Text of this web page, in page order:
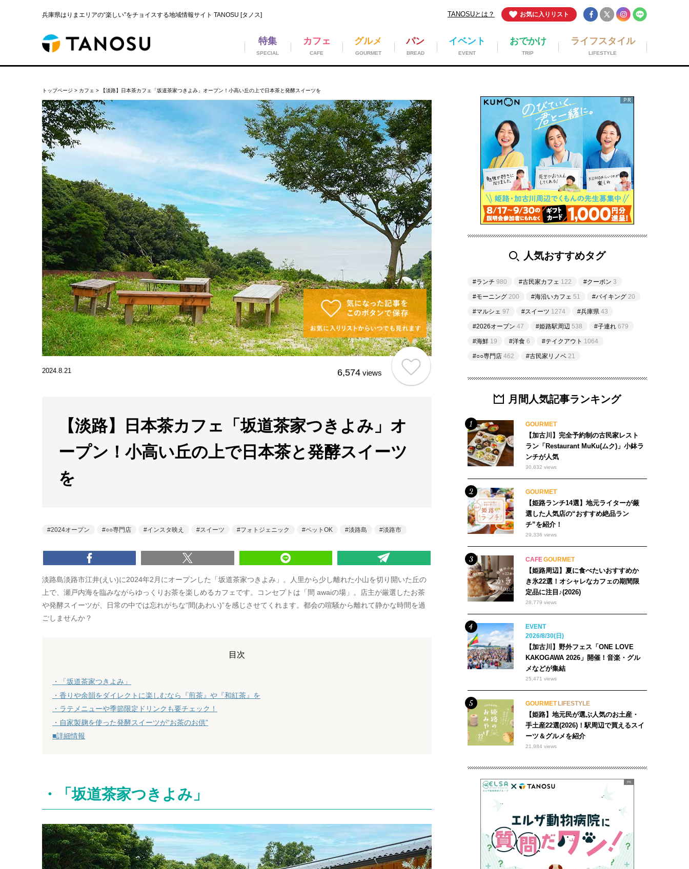
兵庫県はりまエリアの“楽しい”をチョイスする地域情報サイト TANOSU [タノス] お気に入りリスト
TANOSUとは？
ライフスタイル
LIFESTYLE
おでかけ
TRIP
イベント
EVENT
パン
BREAD
グルメ
GOURMET
カフェ
CAFE
特集
SPECIAL
トップページ > カフェ > 【淡路】日本茶カフェ「坂道茶家つきよみ」オープン！小高い丘の上で日本茶と発酵スイーツを
2024.8.21 6,574views
【淡路】日本茶カフェ「坂道茶家つきよみ」オ
ープン！小高い丘の上で日本茶と発酵スイーツ
を
2024オープン ○○専門店 インスタ映え スイーツ フォトジェニック ペットOK 淡路島 淡路市
淡路島淡路市江井(えい)に2024年2月にオープンした「坂道茶家つきよみ」。人里から少し離れた小山を切り開いた丘の
上で、瀬戸内海を臨みながらゆっくりお茶を楽しめるカフェです。コンセプトは「間 awaiの場」。店主が厳選したお茶
や発酵スイーツが、日常の中では忘れがちな“間(あわい)”を感じさせてくれます。都会の喧騒から離れて静かな時間を過
ごしませんか？
目次
・「坂道茶家つきよみ」
・香りや余韻をダイレクトに楽しむなら『煎茶』や『和紅茶』を
・ラテメニューや季節限定ドリンクも要チェック！
・自家製麹を使った発酵スイーツが“お茶のお供”
■詳細情報
・「坂道茶家つきよみ」
人気おすすめタグ
#ランチ 980 #古民家カフェ 122 #クーポン 3
#モーニング 200 #海沿いカフェ 51 #バイキング 20
#マルシェ 97 #スイーツ 1274 #兵庫県 43
#2026オープン 47 #姫路駅周辺 538 #子連れ 679
#海鮮 19 #洋食 6 #テイクアウト 1064
#○○専門店 462 #古民家リノベ 21
月間人気記事ランキング
GOURMET
【加古川】完全予約制の古民家レスト
ラン「Restaurant MuKu(ムク)」小鉢ラ
ンチが人気
30,632 views
GOURMET
【姫路ランチ14選】地元ライターが厳
選した人気店の“おすすめ絶品ラン
チ”を紹介！
29,336 views
CAFEGOURMET
【姫路周辺】夏に食べたいおすすめか
き氷22選！オシャレなカフェの期間限
定品に注目♪(2026)
28,779 views
EVENT
2026/8/30(日)
【加古川】野外フェス「ONE LOVE
KAKOGAWA 2026」開催！音楽・グル
メなどが集結
25,471 views
GOURMET LIFESTYLE
【姫路】地元民が選ぶ人気のお土産・
手土産22選(2026)！駅周辺で買えるスイ
ーツ＆グルメを紹介
21,984 views